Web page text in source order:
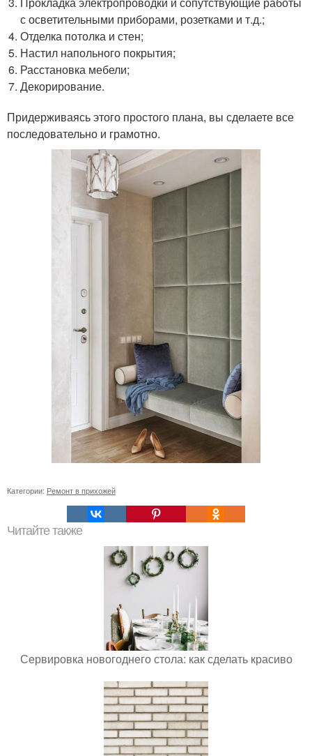
с осветительными приборами, розетками и т.д.;
Отделка потолка и стен;
Настил напольного покрытия;
Расстановка мебели;
Декорирование.
Придерживаясь этого простого плана, вы сделаете все
последовательно и грамотно.
Категории: Ремонт в прихожей
Читайте также
Сервировка новогоднего стола: как сделать красиво